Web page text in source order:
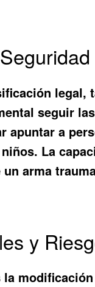
seguir
apuntar a
La
arma
y